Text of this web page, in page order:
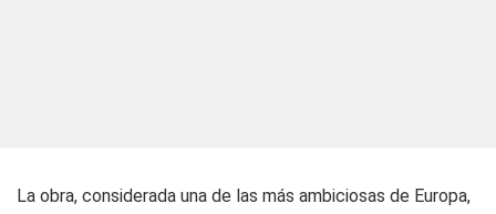
La obra, considerada una de las más ambiciosas de Europa,